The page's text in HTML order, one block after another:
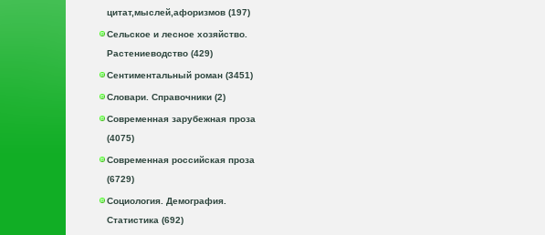
цитат,мыслей,афоризмов (197)
Сельское и лесное хозяйство.
Растениеводство (429)
Сентиментальный роман (3451)
Словари. Справочники (2)
Современная зарубежная проза
(4075)
Современная российская проза
(6729)
Социология. Демография.
Статистика (692)